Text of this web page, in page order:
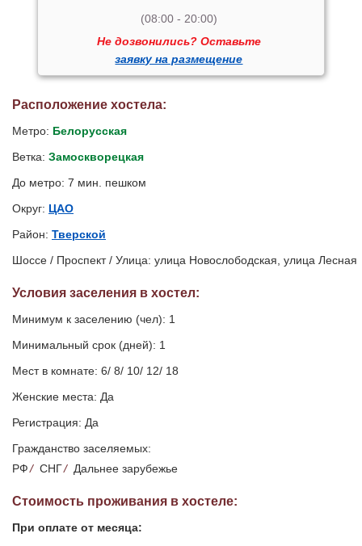
(08:00 - 20:00)
Не дозвонились? Оставьте
заявку на размещение
Расположение хостела:
Метро: Белорусская
Ветка: Замоскворецкая
До метро: 7 мин. пешком
Округ: ЦАО
Район: Тверской
Шоссе / Проспект / Улица: улица Новослободская, улица Лесная
Условия заселения в хостел:
Минимум к заселению (чел): 1
Минимальный срок (дней): 1
Мест в комнате: 6/ 8/ 10/ 12/ 18
Женские места: Да
Регистрация: Да
Гражданство заселяемых:
РФ/ СНГ/ Дальнее зарубежье
Стоимость проживания в хостеле:
При оплате от месяца: